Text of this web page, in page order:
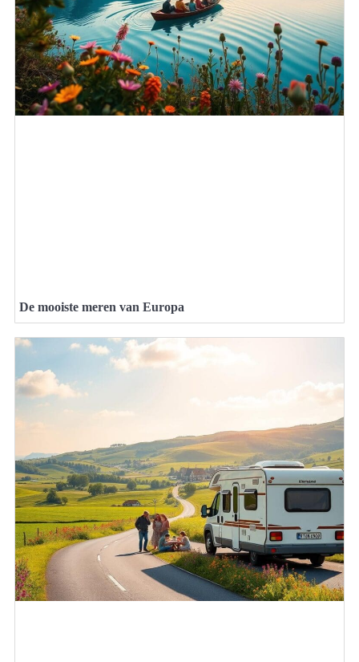
De mooiste meren van Europa